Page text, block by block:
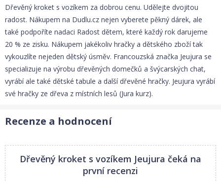
Dřevěný kroket s vozíkem za dobrou cenu. Udělejte dvojitou
radost. Nákupem na Dudlu.cz nejen vyberete pěkný dárek, ale
také podpoříte nadaci Radost dětem, které každý rok darujeme
20 % ze zisku. Nákupem jakékoliv hračky a dětského zboží tak
vykouzlíte nejeden dětský úsměv. Francouzská značka Jeujura se
specializuje na výrobu dřevěných domečků a švýcarských chat,
vyrábí ale také dětské tabule a další dřevěné hračky. Jeujura vyrábí
své hračky ze dřeva z místních lesů (Jura kurz).
Recenze a hodnocení
Dřevěný kroket s vozíkem Jeujura čeká na
první recenzi